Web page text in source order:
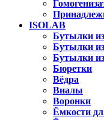
ISOLAB
Бутылки
Бутылки
Бутылки
Бюретки
Вёдра
Виалы
Воронки
Ёмкости